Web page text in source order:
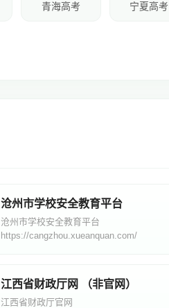
青海高考 宁夏高考
沧州市学校安全教育平台
沧州市学校安全教育平台
https://cangzhou.xueanquan.com/
江西省财政厅网 （非官网）
江西省财政厅官网